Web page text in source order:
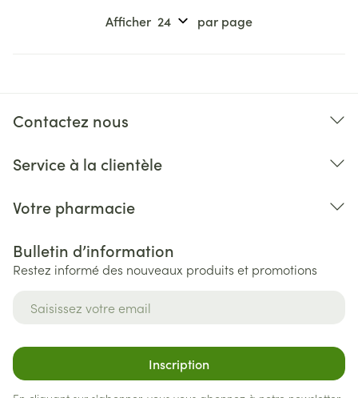
Afficher par page
Contactez nous
Service à la clientèle
Votre pharmacie
Bulletin d’information
Restez informé des nouveaux produits et promotions
Inscription